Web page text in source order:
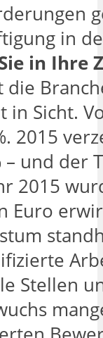
in
in Ihre
die
in Sicht.
2015
– und der
2015
Euro
Stellen